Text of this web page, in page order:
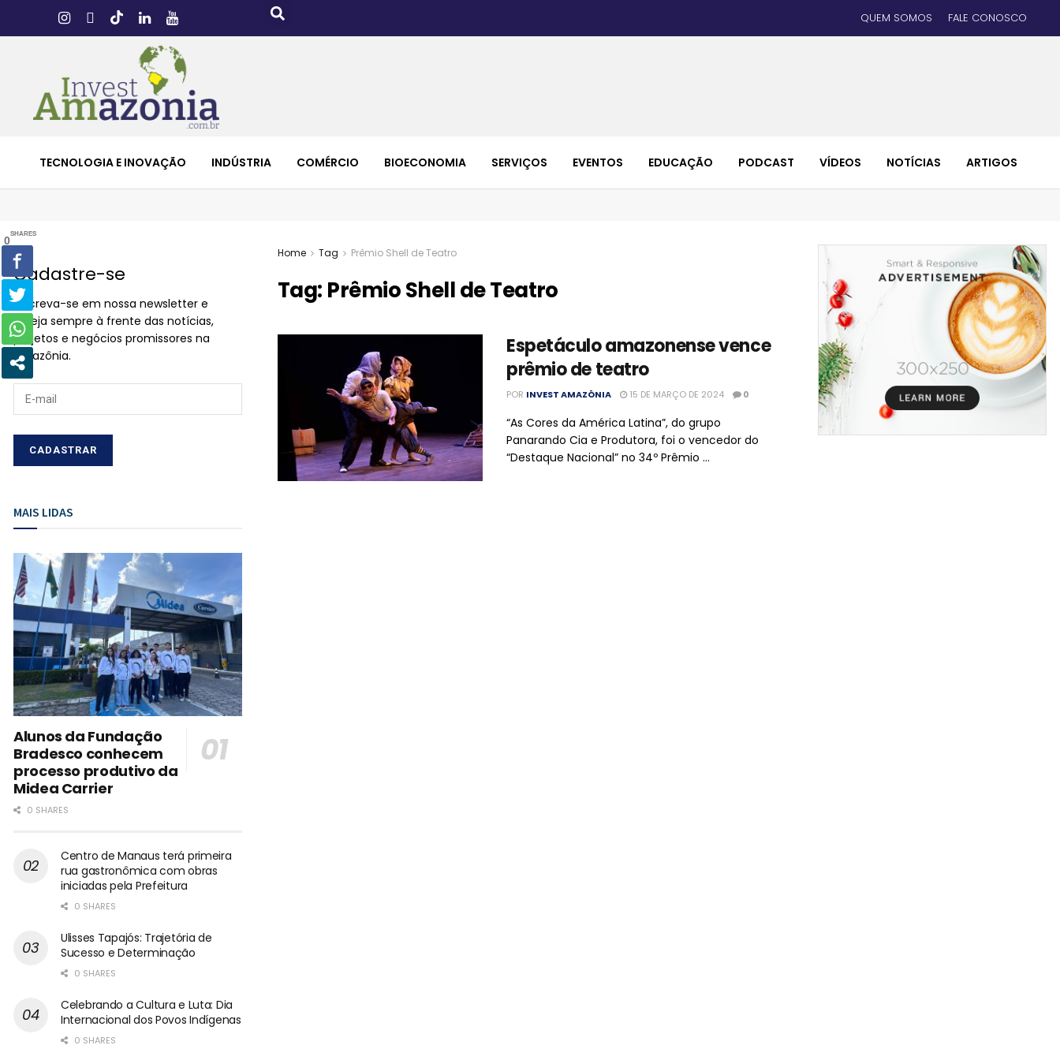
QUEM SOMOS FALE CONOSCO
TECNOLOGIA E INOVAÇÃO INDÚSTRIA COMÉRCIO BIOECONOMIA SERVIÇOS EVENTOS EDUCAÇÃO PODCAST VÍDEOS NOTÍCIAS ARTIGOS
Home Tag Prêmio Shell de Teatro
Tag: Prêmio Shell de Teatro
Espetáculo amazonense vence
prêmio de teatro
POR INVEST AMAZÔNIA 15 DE MARÇO DE 2024 0
“As Cores da América Latina”, do grupo
Panarando Cia e Produtora, foi o vencedor do
“Destaque Nacional” no 34º Prêmio ...
Cadastre-se
Inscreva-se em nossa newsletter e
esteja sempre à frente das notícias,
projetos e negócios promissores na
Amazônia.
MAIS LIDAS
Alunos da Fundação
Bradesco conhecem
processo produtivo da
Midea Carrier
0 SHARES
Centro de Manaus terá primeira
rua gastronômica com obras
iniciadas pela Prefeitura
0 SHARES
Ulisses Tapajós: Trajetória de
Sucesso e Determinação
0 SHARES
Celebrando a Cultura e Luta: Dia
Internacional dos Povos Indígenas
0 SHARES
0
SHARES